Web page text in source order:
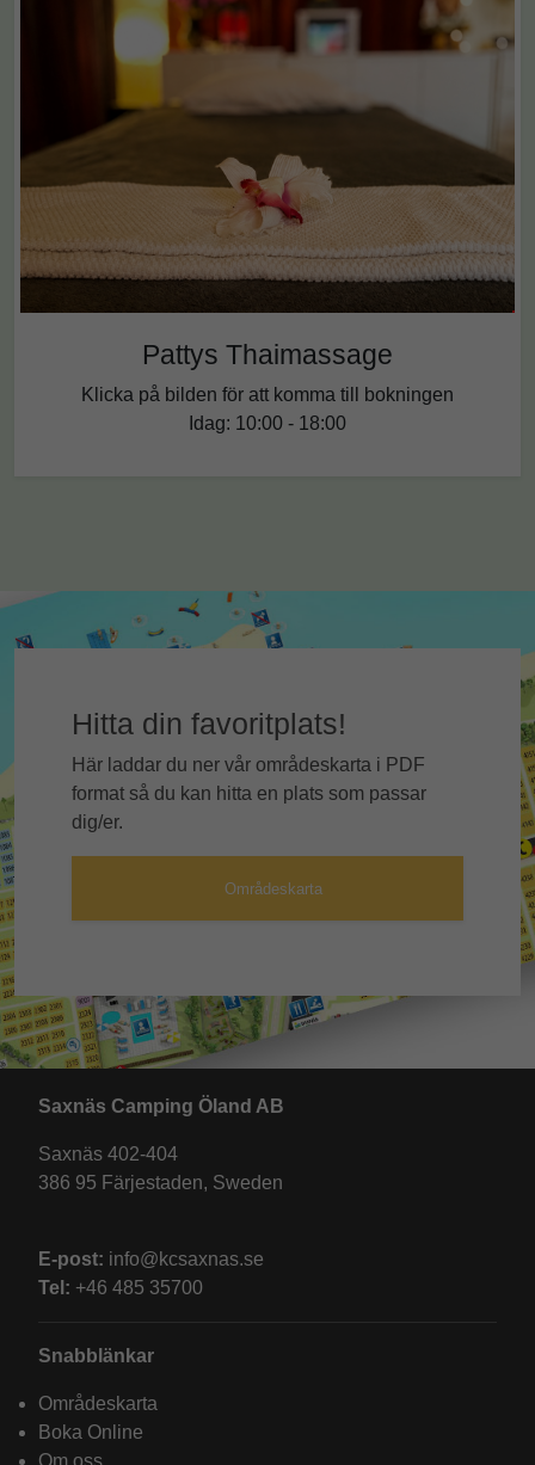
Pattys Thaimassage
Klicka på bilden för att komma till bokningen
Idag: 10:00 - 18:00
Hitta din favoritplats!
Här laddar du ner vår områdeskarta i PDF
format så du kan hitta en plats som passar
dig/er.
Områdeskarta
Saxnäs Camping Öland AB
Saxnäs 402-404
386 95 Färjestaden, Sweden
E-post: info@kcsaxnas.se
Tel: +46 485 35700
Snabblänkar
Områdeskarta
Boka Online
Om oss